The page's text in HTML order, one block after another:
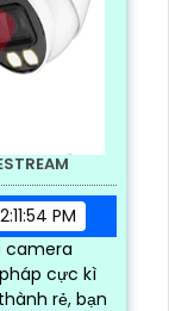
người xem
thực.
hay trực